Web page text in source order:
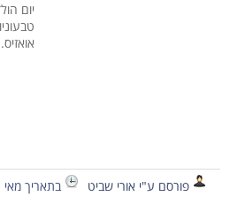
יום
פורסם ע"י אורי שביט בתאריך מאי - 2 -